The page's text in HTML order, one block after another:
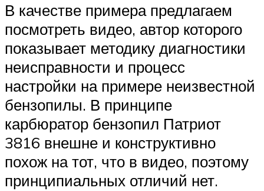
В качестве примера предлагаем
посмотреть видео, автор которого
показывает методику диагностики
неисправности и процесс
настройки на примере неизвестной
бензопилы. В принципе
карбюратор бензопил Патриот
3816 внешне и конструктивно
похож на тот, что в видео, поэтому
принципиальных отличий нет.